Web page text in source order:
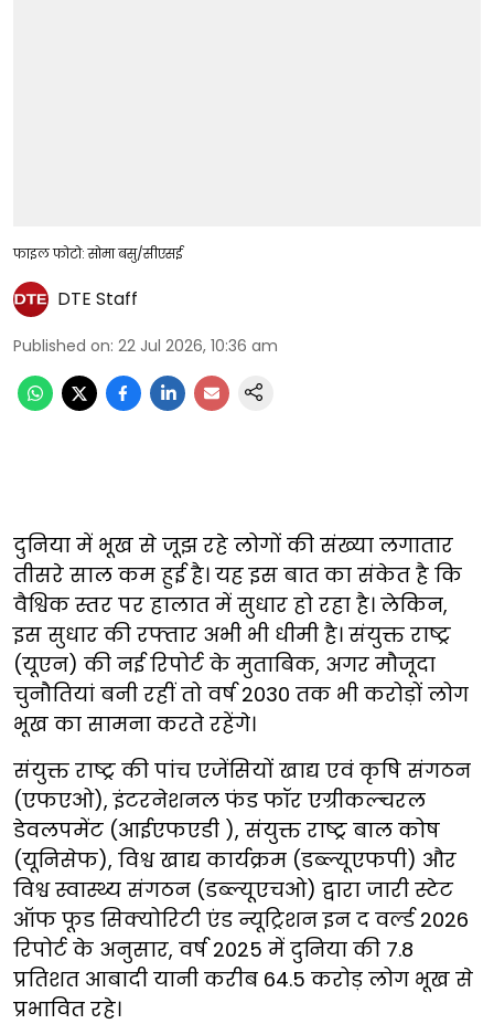
फाइल फोटो: सोमा बसु/सीएसई
DTE Staff
Published on: 22 Jul 2026, 10:36 am
दुनिया में भूख से जूझ रहे लोगों की संख्या लगातार
तीसरे साल कम हुई है। यह इस बात का संकेत है कि
वैश्विक स्तर पर हालात में सुधार हो रहा है। लेकिन,
इस सुधार की रफ्तार अभी भी धीमी है। संयुक्त राष्ट्र
(यूएन) की नई रिपोर्ट के मुताबिक, अगर मौजूदा
चुनौतियां बनी रहीं तो वर्ष 2030 तक भी करोड़ों लोग
भूख का सामना करते रहेंगे।
संयुक्त राष्ट्र की पांच एजेंसियों खाद्य एवं कृषि संगठन
(एफएओ), इंटरनेशनल फंड फॉर एग्रीकल्चरल
डेवलपमेंट (आईएफएडी ), संयुक्त राष्ट्र बाल कोष
(यूनिसेफ), विश्व खाद्य कार्यक्रम (डब्ल्यूएफपी) और
विश्व स्वास्थ्य संगठन (डब्ल्यूएचओ) द्वारा जारी स्टेट
ऑफ फूड सिक्योरिटी एंड न्यूट्रिशन इन द वर्ल्ड 2026
रिपोर्ट के अनुसार, वर्ष 2025 में दुनिया की 7.8
प्रतिशत आबादी यानी करीब 64.5 करोड़ लोग भूख से
प्रभावित रहे।